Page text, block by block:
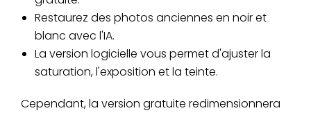
Restaurez des photos anciennes en noir et
blanc avec l'IA.
La version logicielle vous permet d'ajuster la
saturation, l'exposition et la teinte.
Cependant, la version gratuite redimensionnera